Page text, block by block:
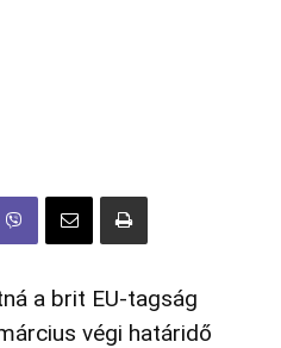
a brit EU-tagság
végi határidő